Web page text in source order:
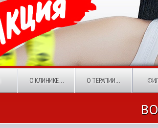
О КЛИНИКЕ... О ТЕРАПИИ...